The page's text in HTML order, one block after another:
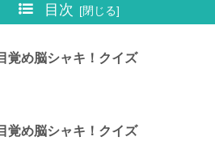
目次
覚め脳シャキ！クイズ
覚め脳シャキ！クイズ